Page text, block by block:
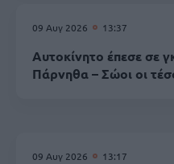
09 Αυγ 2026 13:37
Αυτοκίνητο έπεσε σε
Πάρνηθα – Σώοι οι
09 Αυγ 2026 13:17